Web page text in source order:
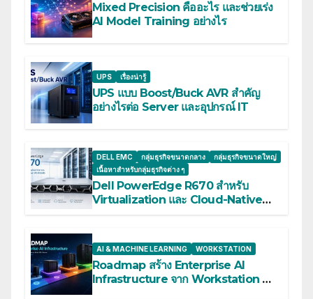
Mixed Precision คืออะไร และช่วยเร่ง
AI Model Training อย่างไร
UPS เรื่องน่ารู้
UPS แบบ Boost/Buck AVR สำคัญ
อย่างไรต่อ Server และอุปกรณ์ IT
DELL EMC กลุ่มธุรกิจขนาดกลาง
กลุ่มธุรกิจขนาดใหญ่
เนื้อหาสำหรับกลุ่มธุรกิจต่าง ๆ
Dell PowerEdge R670 สำหรับ
Virtualization และ Cloud-Native
AI & MACHINE LEARNING WORKSTATION
Roadmap สร้าง Enterprise AI
Infrastructure จาก Workstation สู่